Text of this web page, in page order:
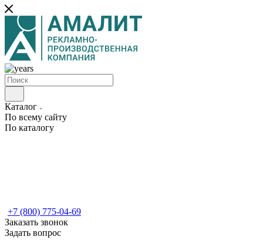
Каталог
По всему сайту
По каталогу
+7 (800) 775-04-69
Заказать звонок
Задать вопрос